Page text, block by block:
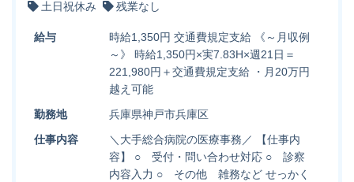
土日祝休み
残業なし
給与
時給1,350円 交通費規定支給 《～月収例
～》 時給1,350円×実7.83H×週21日＝
221,980円＋交通費規定支給 ・月20万円
越え可能
勤務地
兵庫県神戸市兵庫区
仕事内容
＼大手総合病院の医療事務／ 【仕事内
容】 ○ 受付・問い合わせ対応 ○ 診察
内容入力 ○ その他 雑務など せっかく